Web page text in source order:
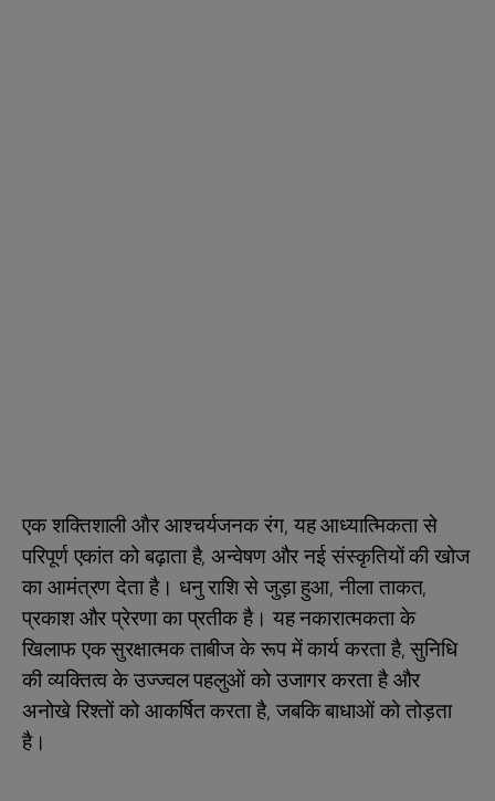
एक शक्तिशाली और आश्चर्यजनक रंग, यह आध्यात्मिकता से
परिपूर्ण एकांत को बढ़ाता है, अन्वेषण और नई संस्कृतियों की खोज
का आमंत्रण देता है। धनु राशि से जुड़ा हुआ, नीला ताकत,
प्रकाश और प्रेरणा का प्रतीक है। यह नकारात्मकता के
खिलाफ एक सुरक्षात्मक ताबीज के रूप में कार्य करता है, सुनिधि
की व्यक्तित्व के उज्ज्वल पहलुओं को उजागर करता है और
अनोखे रिश्तों को आकर्षित करता है, जबकि बाधाओं को तोड़ता
है।